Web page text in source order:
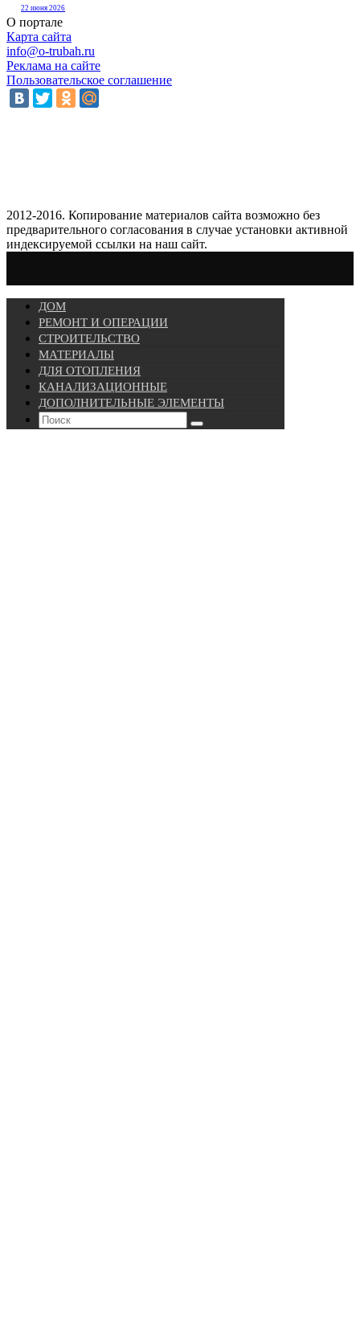
22 июня 2026
О портале
Карта сайта
info@o-trubah.ru
Реклама на сайте
Пользовательское соглашение
2012-2016. Копирование материалов сайта возможно без
предварительного согласования в случае установки активной
индексируемой ссылки на наш сайт.
ДОМ
РЕМОНТ И ОПЕРАЦИИ
СТРОИТЕЛЬСТВО
МАТЕРИАЛЫ
ДЛЯ ОТОПЛЕНИЯ
КАНАЛИЗАЦИОННЫЕ
ДОПОЛНИТЕЛЬНЫЕ ЭЛЕМЕНТЫ